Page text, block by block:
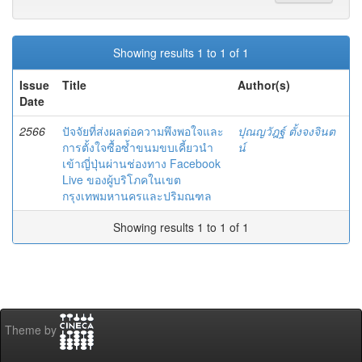
Showing results 1 to 1 of 1
Issue
Date
Title Author(s)
2566
ปัจจัยที่ส่งผลต่อความพึงพอใจและ
การตั้งใจซื้อซํ้าขนมขบเคี้ยวนำ
เข้าญี่ปุ่นผ่านช่องทาง Facebook
Live ของผู้บริโภคในเขต
กรุงเทพมหานครและปริมณฑล
ปุณญวัฎฐ์ ตั้งจงจินต
น์
Showing results 1 to 1 of 1
Theme by